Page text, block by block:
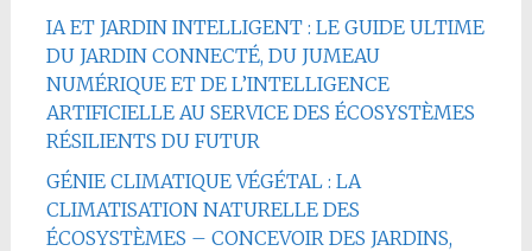
IA ET JARDIN INTELLIGENT : LE GUIDE ULTIME
DU JARDIN CONNECTÉ, DU JUMEAU
NUMÉRIQUE ET DE L’INTELLIGENCE
ARTIFICIELLE AU SERVICE DES ÉCOSYSTÈMES
RÉSILIENTS DU FUTUR
GÉNIE CLIMATIQUE VÉGÉTAL : LA
CLIMATISATION NATURELLE DES
ÉCOSYSTÈMES – CONCEVOIR DES JARDINS,